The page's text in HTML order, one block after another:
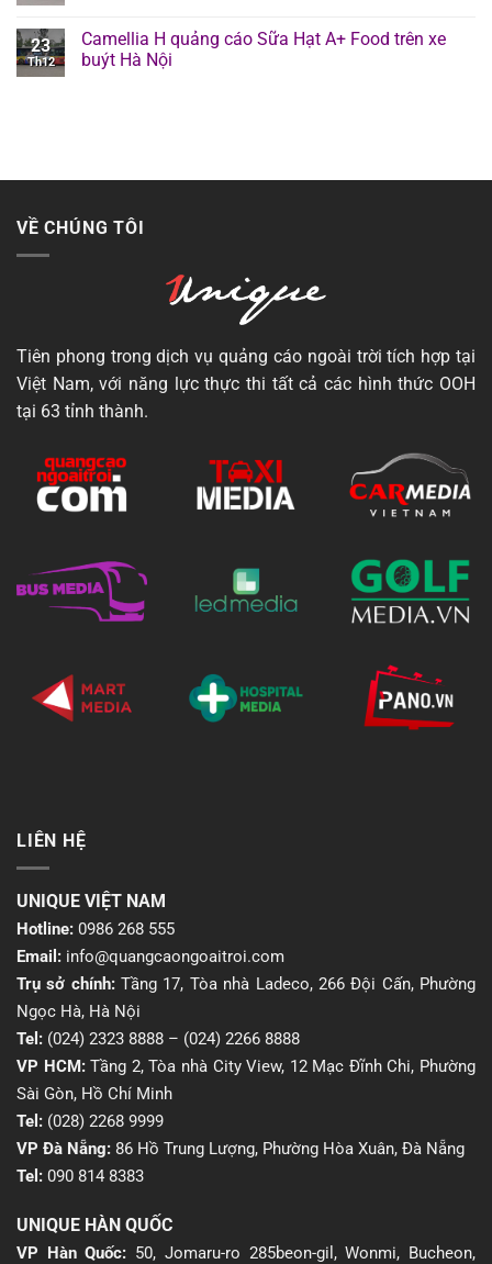
23
Th12
Camellia H quảng cáo Sữa Hạt A+ Food trên xe
buýt Hà Nội
VỀ CHÚNG TÔI
Tiên phong trong dịch vụ quảng cáo ngoài trời tích hợp tại
Việt Nam, với năng lực thực thi tất cả các hình thức OOH
tại 63 tỉnh thành.
LIÊN HỆ
UNIQUE VIỆT NAM
Hotline: 0986 268 555
Email: info@quangcaongoaitroi.com
Trụ sở chính:Tầng 17, Tòa nhà Ladeco, 266 Đội Cấn, Phường
Ngọc Hà, Hà Nội
Tel: (024) 2323 8888 – (024) 2266 8888
VP HCM:Tầng 2, Tòa nhà City View, 12 Mạc Đĩnh Chi, Phường
Sài Gòn, Hồ Chí Minh
Tel: (028) 2268 9999
VP Đà Nẵng: 86 Hồ Trung Lượng, Phường Hòa Xuân, Đà Nẵng
Tel: 090 814 8383
UNIQUE HÀN QUỐC
VP Hàn Quốc: 50, Jomaru-ro 285beon-gil, Wonmi, Bucheon,